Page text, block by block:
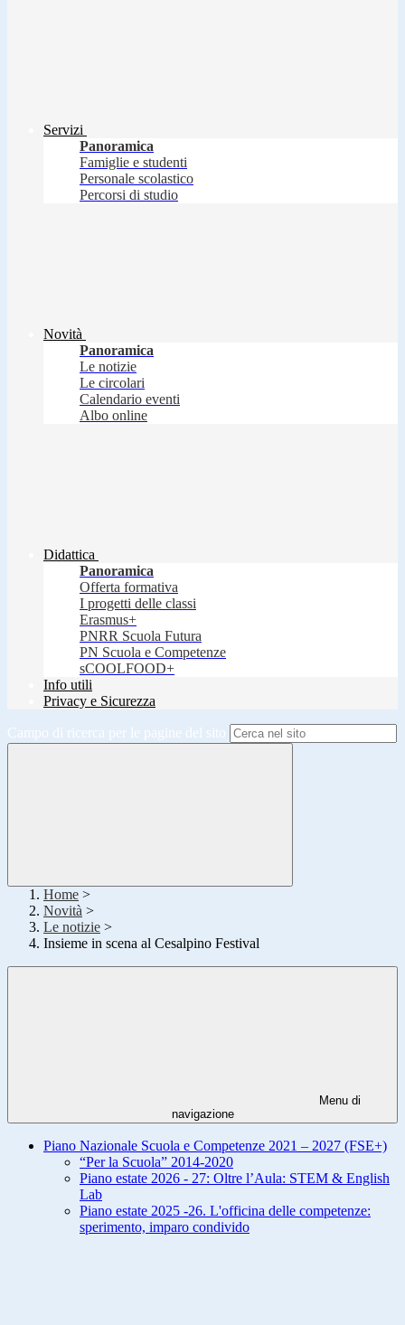
Servizi
Panoramica
Famiglie e studenti
Personale scolastico
Percorsi di studio
Novità
Panoramica
Le notizie
Le circolari
Calendario eventi
Albo online
Didattica
Panoramica
Offerta formativa
I progetti delle classi
Erasmus+
PNRR Scuola Futura
PN Scuola e Competenze
sCOOLFOOD+
Info utili
Privacy e Sicurezza
Campo di ricerca per le pagine del sito
Home >
Novità >
Le notizie >
Insieme in scena al Cesalpino Festival
Menu di
navigazione
Piano Nazionale Scuola e Competenze 2021 – 2027 (FSE+)
“Per la Scuola” 2014-2020
Piano estate 2026 - 27: Oltre l’Aula: STEM & English
Lab
Piano estate 2025 -26. L'officina delle competenze:
sperimento, imparo condivido